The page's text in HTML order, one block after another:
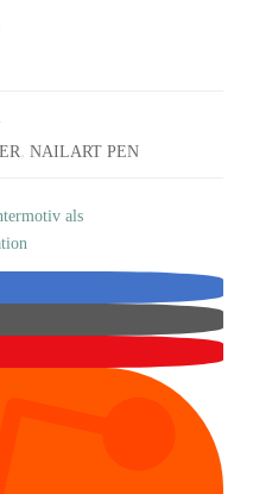
,NAILART PEN